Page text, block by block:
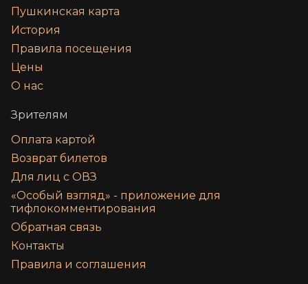
Пушкинская карта
История
Правила посещения
Цены
О нас
Зрителям
Оплата картой
Возврат билетов
Для лиц с ОВЗ
«‎Особый взгляд» - приложение для
тифлокомментирования
Обратная связь
Контакты
Правила и соглашения